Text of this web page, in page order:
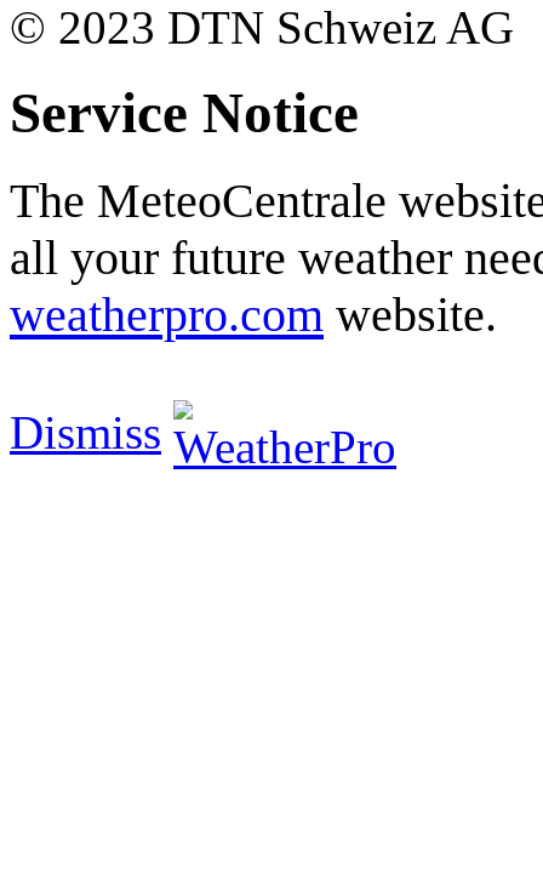
© 2023 DTN Schweiz AG
Service Notice
The MeteoCentrale
all your future weather
weatherpro.com website.
Dismiss